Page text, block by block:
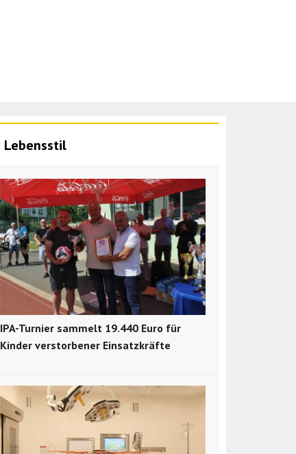
Lebensstil
IPA-Turnier sammelt 19.440 Euro für
Kinder verstorbener Einsatzkräfte